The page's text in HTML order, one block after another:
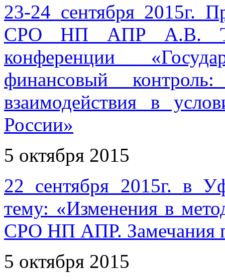
23-24 сентября 2015г.
СРО НП АПР А.В.
конференции
финансовый
взаимодействия в
России»
5 октября 2015
22 сентября 2015г. в
тему: «Изменения в
СРО НП АПР. Замечания
5 октября 2015